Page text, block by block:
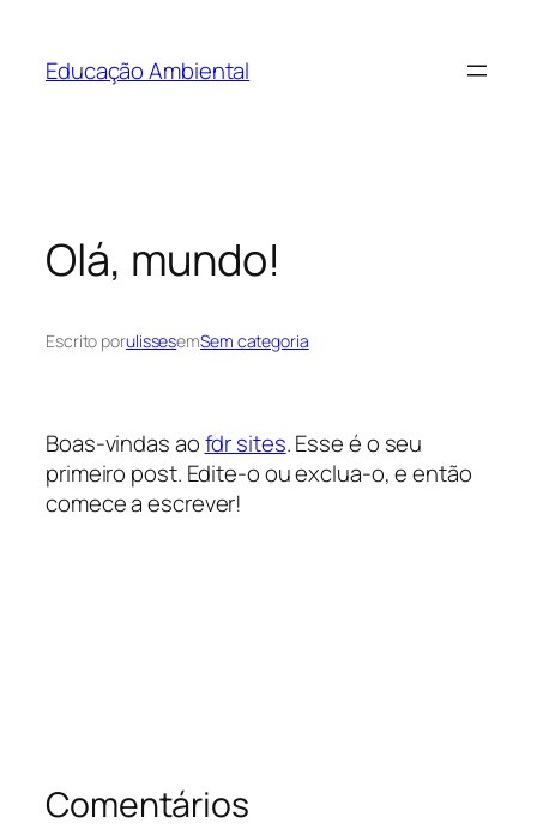
Educação Ambiental
Olá, mundo!
Escrito porulissesemSem categoria
Boas-vindas aofdr sites. Esse é o seu
primeiro post. Edite-o ou exclua-o, e então
comece a escrever!
Comentários